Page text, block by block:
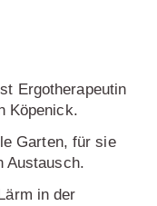
Ergotherapeutin
Köpenick.
Garten, für sie
Austausch.
in der